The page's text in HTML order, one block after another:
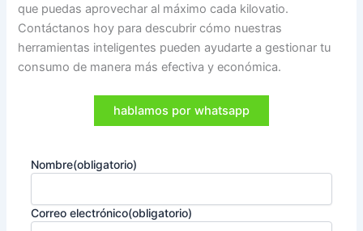
que puedas aprovechar al máximo cada kilovatio.
Contáctanos hoy para descubrir cómo nuestras
herramientas inteligentes pueden ayudarte a gestionar tu
consumo de manera más efectiva y económica.
hablamos por whatsapp
Nombre(obligatorio)
Correo electrónico(obligatorio)